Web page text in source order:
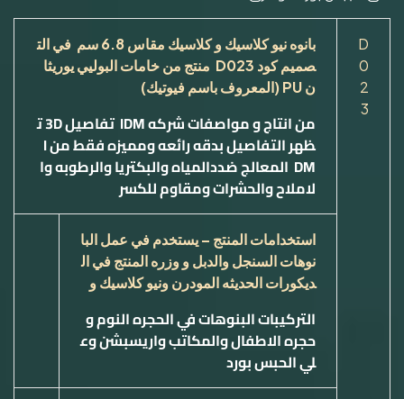
D
0
2
3
بانوه نيو كلاسيك و كلاسيك مقاس6.8سم في الت
صميم كود D023 منتج من خامات البوليي يوريثا
نPU(المعروف باسم فيوتيك)
من انتاج و مواصفات شركهIDM تفاصيل3Dت
ظهر التفاصيل بدقه رائعه ومميزه فقط منI
DM المعالج ضددالمياه والبكتريا والرطوبه وا
لاملاح والحشرات ومقاوم للكسر
استخدامات المنتج – يستخدم في عمل البا
نوهات السنجل والدبل و وزره المنتج في ال
ديكورات الحديثه المودرن ونيو كلاسيك و
التركيبات البنوهات في الحجره النوم و
حجره الاطفال والمكاتب واريسبشن وع
لي الحبس بورد